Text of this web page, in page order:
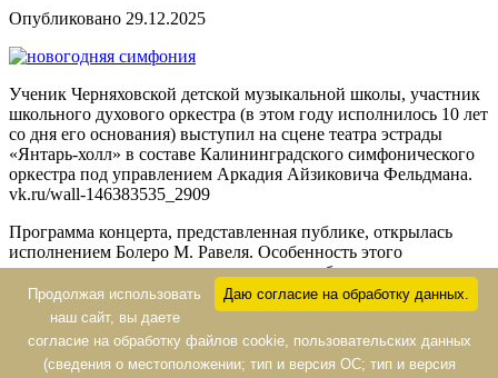
Опубликовано 29.12.2025
Ученик Черняховской детской музыкальной школы, участник
школьного духового оркестра (в этом году исполнилось 10 лет
со дня его основания) выступил на сцене театра эстрады
«Янтарь-холл» в составе Калининградского симфонического
оркестра под управлением Аркадия Айзиковича Фельдмана.
vk.ru/wall-146383535_2909
Программа концерта, представленная публике, открылась
исполнением Болеро М. Равеля. Особенность этого
произведения — смена и накопление тембров при постоянно
усиливающейся звучности.
Одну из сольных партий (solo саксофона) исполнил наш
ученик — Подхолюзин Артём.
А. А. Фельдман: «Это было достойное выступление, на
Даю согласие на обработку данных.
Продолжая использовать
наш сайт, вы даете
согласие на обработку файлов cookie, пользовательских данных
(сведения о местоположении; тип и версия ОС; тип и версия